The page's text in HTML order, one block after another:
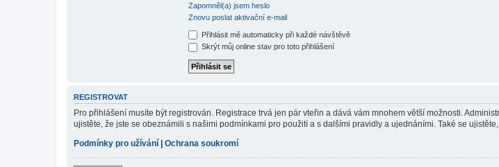
Zapomněl(a) jsem heslo
Znovu poslat aktivační e-mail
Přihlásit mě automaticky při každé návštěvě
Skrýt můj online stav pro toto přihlášení
REGISTROVAT
Pro přihlášení musíte být registrován. Registrace trvá jen pár vteřin a dává vám mnohem větší možnosti.
ujistěte, že jste se obeznámili s našimi podmínkami pro použití a s dalšími pravidly a ujednáními. Také se
Podmínky pro užívání
Ochrana soukromí